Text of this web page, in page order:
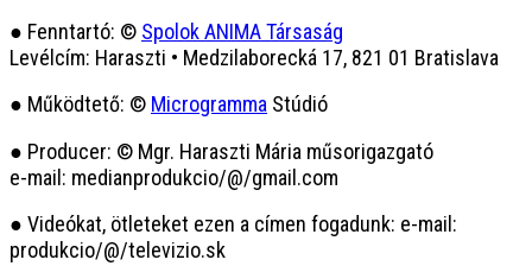
● Fenntartó: © Spolok ANIMA Társaság
Levélcím: Haraszti • Medzilaborecká 17, 821 01 Bratislava
● Működtető: © Microgramma Stúdió
● Producer: © Mgr. Haraszti Mária műsorigazgató
e-mail: medianprodukcio/@/gmail.com
● Videókat, ötleteket ezen a címen fogadunk: e-mail:
produkcio/@/televizio.sk